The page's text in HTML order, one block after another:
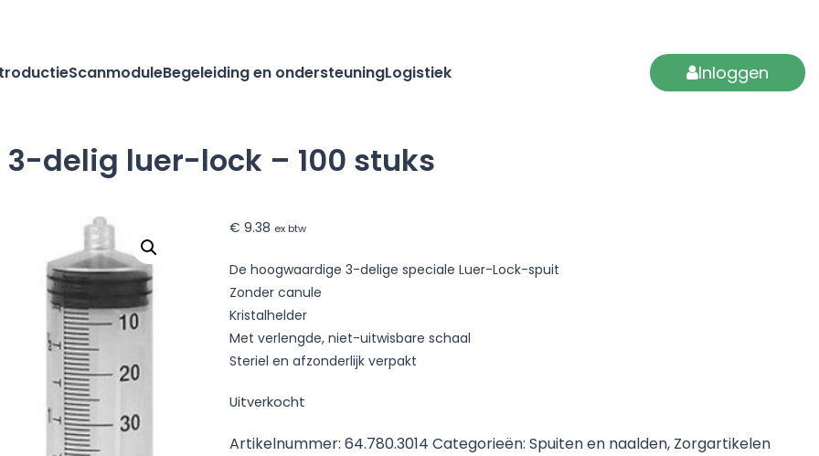
ScanmoduleBegeleiding en ondersteuningLogistiek Inloggen
delig luer-lock – 100 stuks
€ 9.38 ex btw
De hoogwaardige 3-delige speciale Luer-Lock-spuit
Zonder canule
Kristalhelder
Met verlengde, niet-uitwisbare schaal
Steriel en afzonderlijk verpakt
Uitverkocht
Artikelnummer: 64.780.3014 Categorieën: Spuiten en naalden, Zorgartikelen